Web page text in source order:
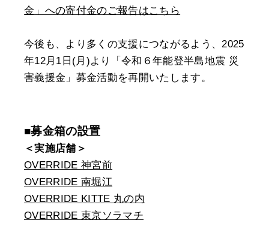
金」への寄付金のご報告はこちら
今後も、より多くの支援につながるよう、2025
年12月1日(月)より「令和６年能登半島地震 災
害義援金」募金活動を再開いたします。
■募金箱の設置
＜実施店舗＞
OVERRIDE 神宮前
OVERRIDE 南堀江
OVERRIDE KITTE 丸の内
OVERRIDE 東京ソラマチ